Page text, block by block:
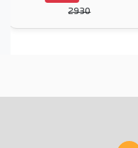
2930